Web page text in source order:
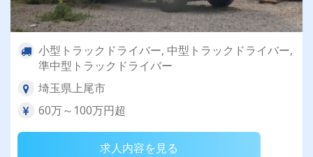
小型トラックドライバー, 中型トラックドライバー,
準中型トラックドライバー
埼玉県上尾市
60万～100万円超
求人内容を見る